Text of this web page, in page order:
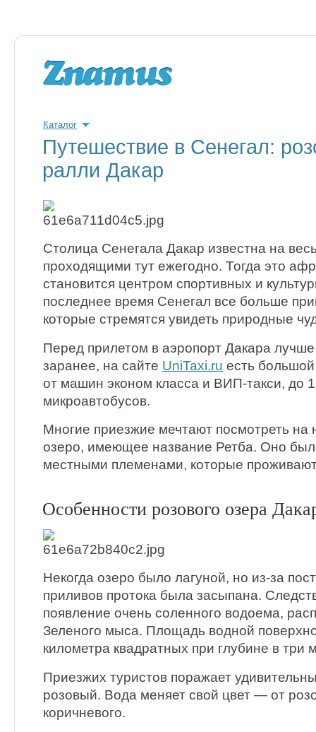
Каталог
Путешествие в Сенегал:
ралли Дакар
Столица Сенегала Дакар известна на
проходящими тут ежегодно. Тогда это
становится центром спортивных и
последнее время Сенегал все больше
которые стремятся увидеть природные
Перед прилетом в аэропорт Дакара
заранее, на сайте UniTaxi.ru есть
от машин эконом класса и ВИП-такси, до
микроавтобусов.
Многие приезжие мечтают посмотреть на
озеро, имеющее название Ретба. Оно
местными племенами, которые
Особенности розового озера
Некогда озеро было лагуной, но из-за
приливов протока была засыпана.
появление очень соленного водоема,
Зеленого мыса. Площадь водной
километра квадратных при глубине в три
Приезжих туристов поражает
розовый. Вода меняет свой цвет — от
коричневого.